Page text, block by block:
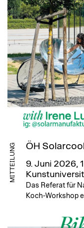
MITTEILUNG ÖH
9. Juni 2026,
Das Referat für
Koch-Workshop